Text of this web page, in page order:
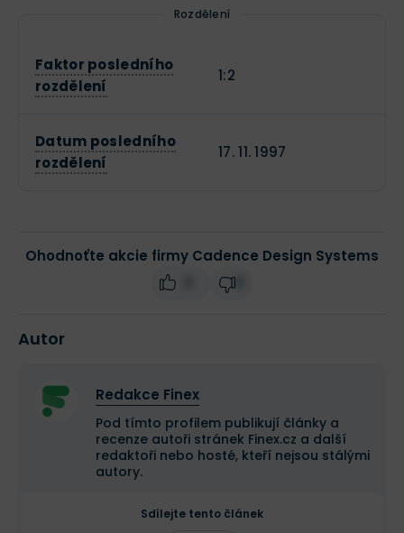
Rozdělení
Faktor posledního
rozdělení
1:2
Datum posledního
rozdělení
17. 11. 1997
Ohodnoťte akcie firmy Cadence Design Systems
Autor
Redakce Finex
Pod tímto profilem publikují články a
recenze autoři stránek Finex.cz a další
redaktoři nebo hosté, kteří nejsou stálými
autory.
Sdílejte tento článek